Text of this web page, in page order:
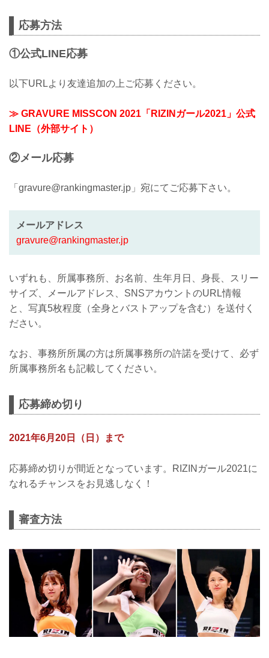
応募方法
①公式LINE応募
以下URLより友達追加の上ご応募ください。
≫ GRAVURE MISSCON 2021「RIZINガール2021」公式
LINE（外部サイト）
②メール応募
「gravure@rankingmaster.jp」宛にてご応募下さい。
メールアドレス
gravure@rankingmaster.jp
いずれも、所属事務所、お名前、生年月日、身長、スリー
サイズ、メールアドレス、SNSアカウントのURL情報
と、写真5枚程度（全身とバストアップを含む）を送付く
ださい。
なお、事務所所属の方は所属事務所の許諾を受けて、必ず
所属事務所名も記載してください。
応募締め切り
2021年6月20日（日）まで
応募締め切りが間近となっています。RIZINガール2021に
なれるチャンスをお見逃しなく！
審査方法